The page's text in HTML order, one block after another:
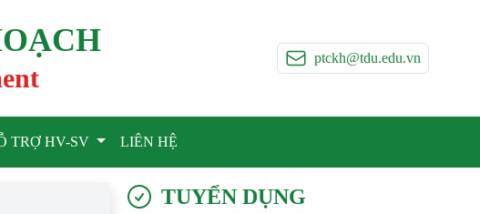
ptckh@tdu.edu.vn
TRỢ HV-SV LIÊN HỆ
TUYỂN DỤNG